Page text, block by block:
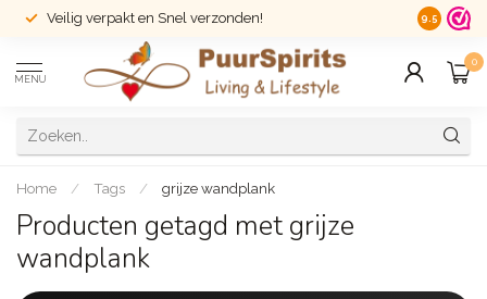
Veilig verpakt en Snel verzonden! 14 dagen
9.5
MENU
0
Home / Tags / grijze wandplank
Producten getagd met grijze
wandplank